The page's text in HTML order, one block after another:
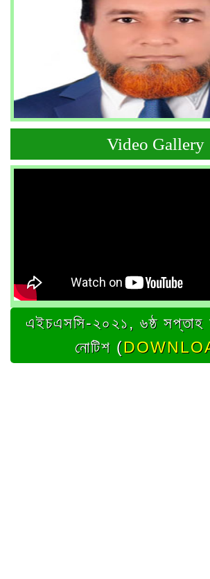
Video Gallery
এইচএসসি-২০২১, ৬ষ্ঠ সপ্তাহ
নোটিশ (